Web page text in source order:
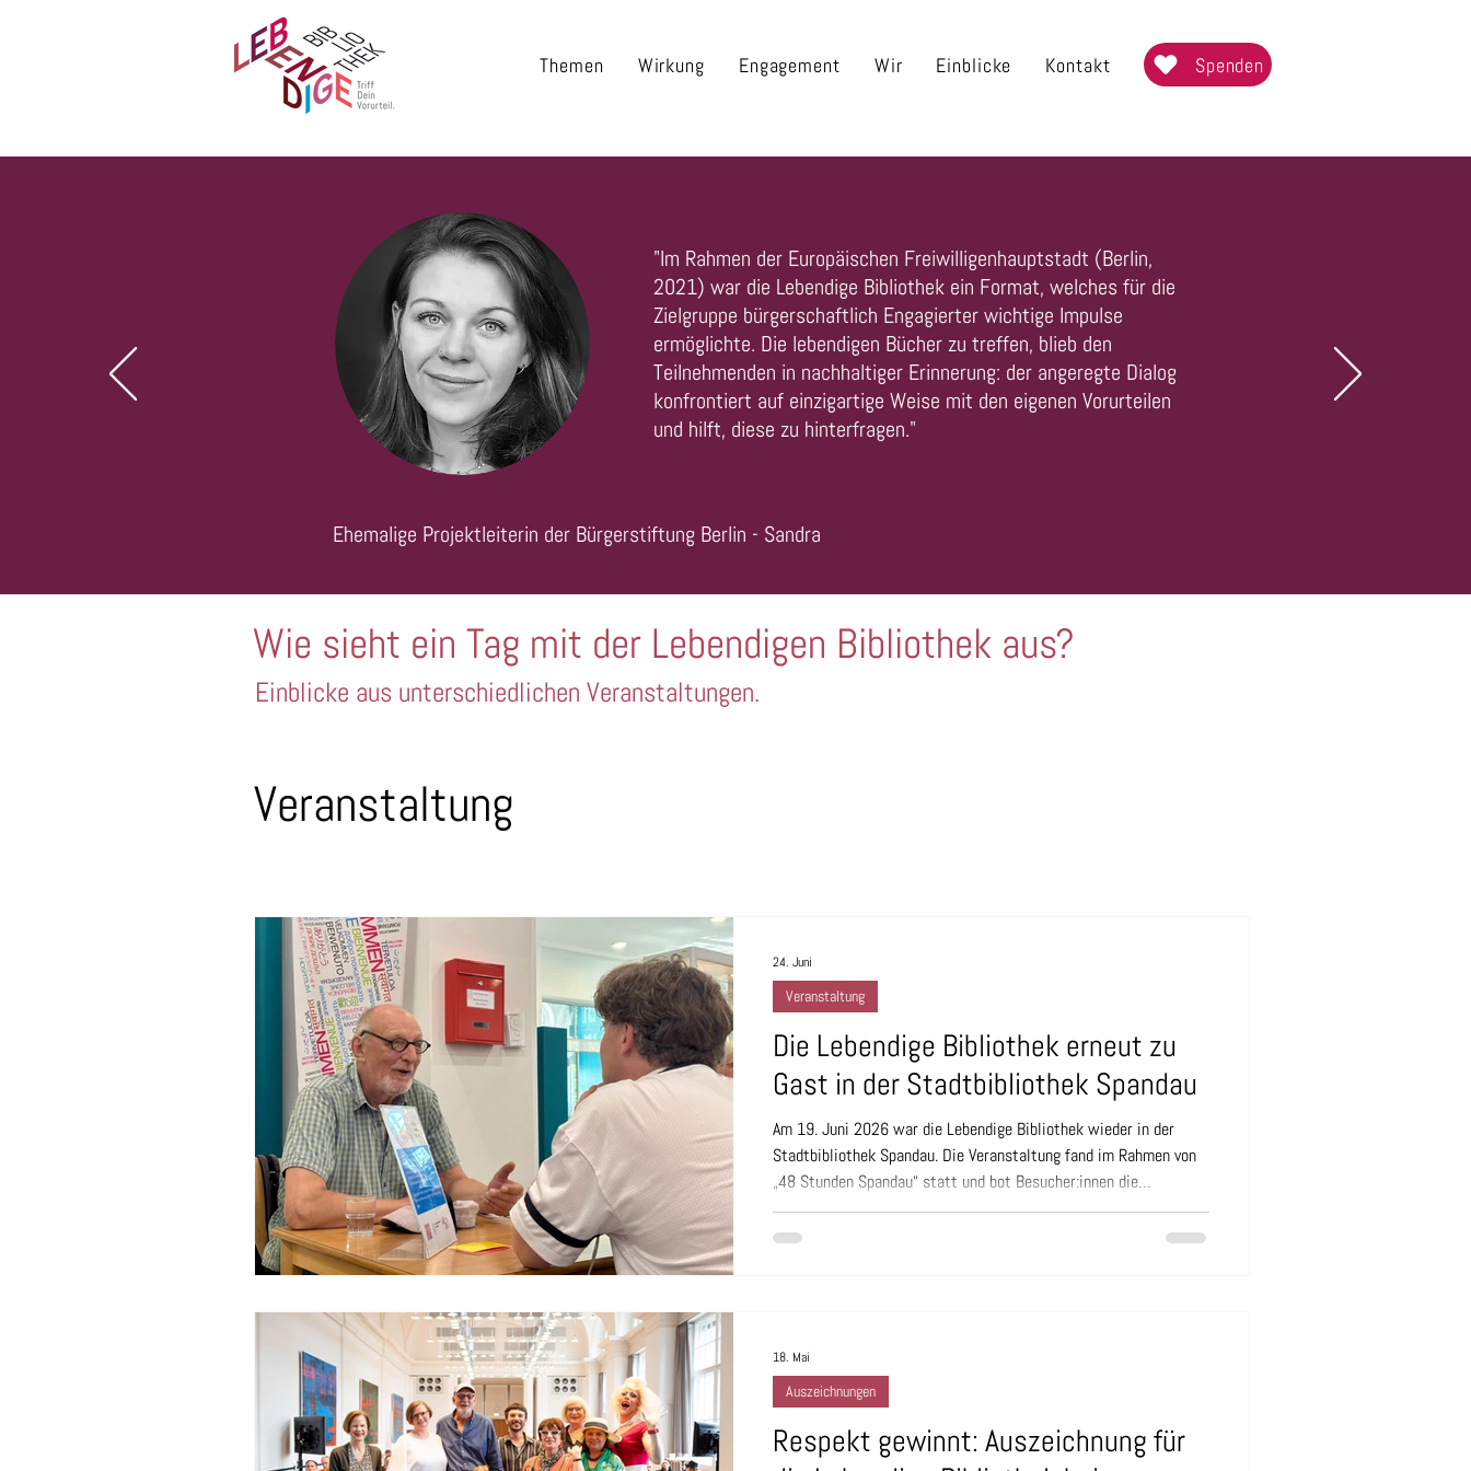
Themen Wirkung Engagement Wir Einblicke Kontakt Spenden
"Im Rahmen der Europäischen Freiwilligenhauptstadt (Berlin,
2021) war die Lebendige Bibliothek ein Format, welches für die
Zielgruppe bürgerschaftlich Engagierter wichtige Impulse
ermöglichte. Die lebendigen Bücher zu treffen, blieb den
Teilnehmenden in nachhaltiger Erinnerung: der angeregte Dialog
konfrontiert auf einzigartige Weise mit den eigenen Vorurteilen
und hilft, diese zu hinterfragen."
Ehemalige Projektleiterin der Bürgerstiftung Berlin - Sandra
Wie sieht ein Tag mit der Lebendigen Bibliothek aus?
Einblicke aus unterschiedlichen Veranstaltungen.
Veranstaltung
Die Lebendige Bibliothek erneut zu
Gast in der Stadtbibliothek Spandau
Am 19. Juni 2026 war die Lebendige Bibliothek wieder in der
Stadtbibliothek Spandau. Die Veranstaltung fand im Rahmen von
„48 Stunden Spandau“ statt und bot Besucher:innen die
Möglichkeit, mit unseren Lebendigen Büchern ins Gespräch zu
kommen, persönliche Geschichten kennenzulernen und neue
Veranstaltung
24. Juni
Respekt gewinnt: Auszeichnung für
Auszeichnungen
18. Mai